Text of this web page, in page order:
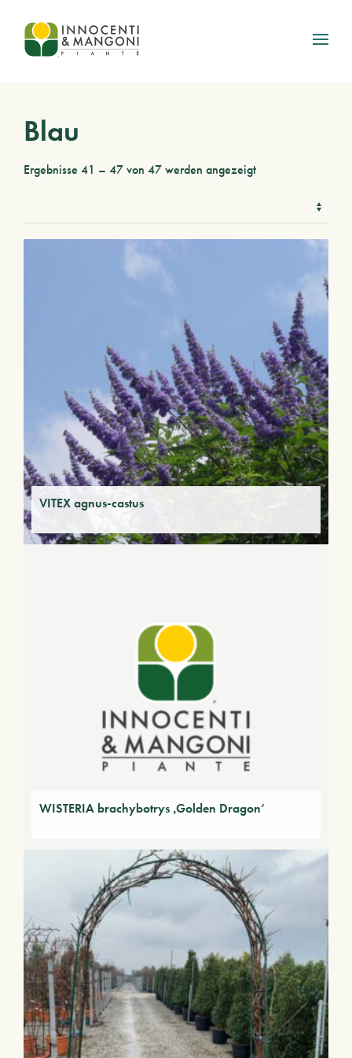
Skip to main content
Blau
Ergebnisse 41 – 47 von 47 werden angezeigt
VITEX agnus-castus
WISTERIA brachybotrys ‚Golden Dragon‘